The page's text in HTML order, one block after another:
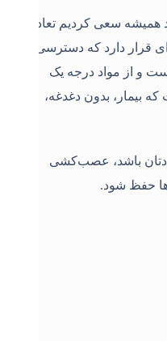
همیشه سعی کردیم تعادل
قرار دارد که دسترسی
و از مواد درجه یک
بیمار، بدون دغدغه،
باشد، عصب‌کشی
حفظ شود.